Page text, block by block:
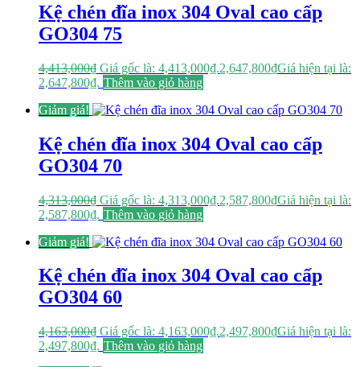
Kệ chén đĩa inox 304 Oval cao cấp
GO304 75
4,413,000₫ Giá gốc là: 4,413,000₫.2,647,800₫Giá hiện tại là:
2,647,800₫. Thêm vào giỏ hàng
Giảm giá!
Kệ chén đĩa inox 304 Oval cao cấp
GO304 70
4,313,000₫ Giá gốc là: 4,313,000₫.2,587,800₫Giá hiện tại là:
2,587,800₫. Thêm vào giỏ hàng
Giảm giá!
Kệ chén đĩa inox 304 Oval cao cấp
GO304 60
4,163,000₫ Giá gốc là: 4,163,000₫.2,497,800₫Giá hiện tại là:
2,497,800₫. Thêm vào giỏ hàng